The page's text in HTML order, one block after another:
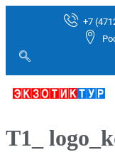
+7
T1_